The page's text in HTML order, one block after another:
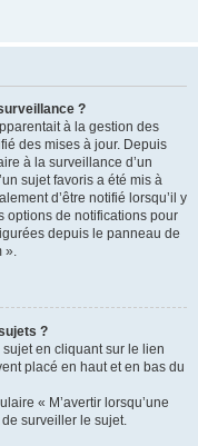
?
à la gestion des
des mises à jour. Depuis
à la surveillance d’un
sujet favoris a été mis à
d’être notifié lorsqu’il y
options de notifications pour
depuis le panneau de
».
?
en cliquant sur le lien
placé en haut et en bas du
« M’avertir lorsqu’une
surveiller le sujet.